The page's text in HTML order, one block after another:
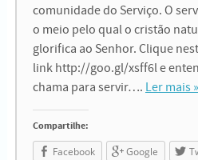
comunidade do Serviço. O
o meio pelo qual o cristão
glorifica ao Senhor. Clique
link http://goo.gl/xsff6l e
chama para servir…. Ler mais »
Compartilhe:
Facebook Google